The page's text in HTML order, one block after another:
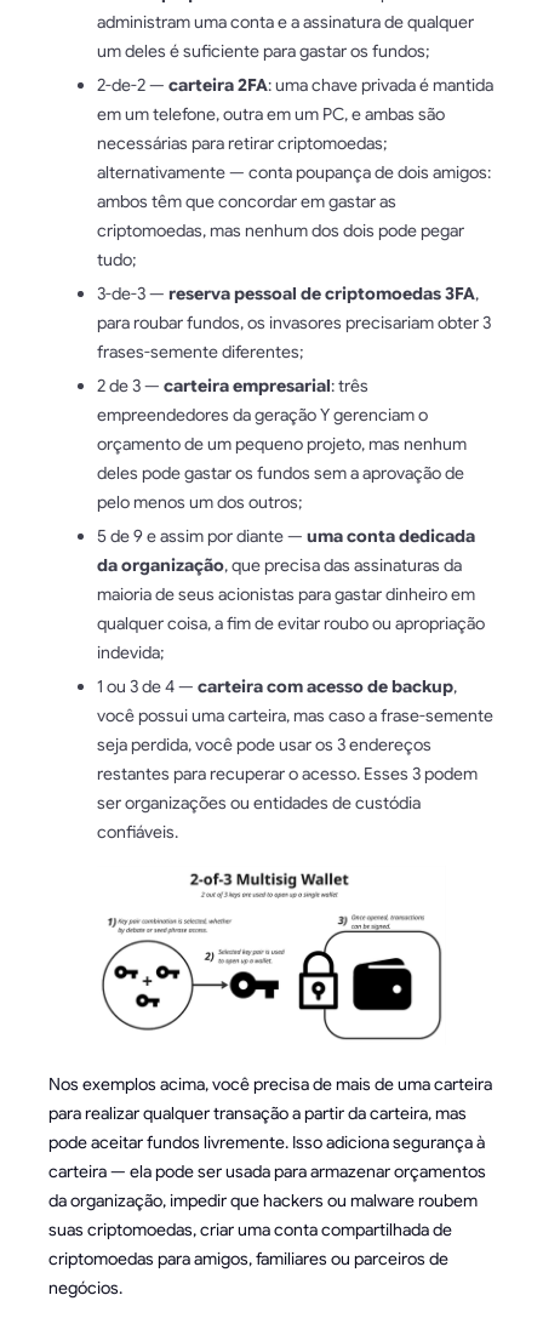
administram uma conta e a assinatura de qualquer
um deles é suficiente para gastar os fundos;
2-de-2 — carteira 2FA: uma chave privada é mantida
em um telefone, outra em um PC, e ambas são
necessárias para retirar criptomoedas;
alternativamente — conta poupança de dois amigos:
ambos têm que concordar em gastar as
criptomoedas, mas nenhum dos dois pode pegar
tudo;
3-de-3 — reserva pessoal de criptomoedas 3FA,
para roubar fundos, os invasores precisariam obter 3
frases-semente diferentes;
2 de 3 — carteira empresarial: três
empreendedores da geração Y gerenciam o
orçamento de um pequeno projeto, mas nenhum
deles pode gastar os fundos sem a aprovação de
pelo menos um dos outros;
5 de 9 e assim por diante — uma conta dedicada
da organização, que precisa das assinaturas da
maioria de seus acionistas para gastar dinheiro em
qualquer coisa, a fim de evitar roubo ou apropriação
indevida;
1 ou 3 de 4 — carteira com acesso de backup,
você possui uma carteira, mas caso a frase-semente
seja perdida, você pode usar os 3 endereços
restantes para recuperar o acesso. Esses 3 podem
ser organizações ou entidades de custódia
confiáveis.
Nos exemplos acima, você precisa de mais de uma carteira
para realizar qualquer transação a partir da carteira, mas
pode aceitar fundos livremente. Isso adiciona segurança à
carteira — ela pode ser usada para armazenar orçamentos
da organização, impedir que hackers ou malware roubem
suas criptomoedas, criar uma conta compartilhada de
criptomoedas para amigos, familiares ou parceiros de
negócios.